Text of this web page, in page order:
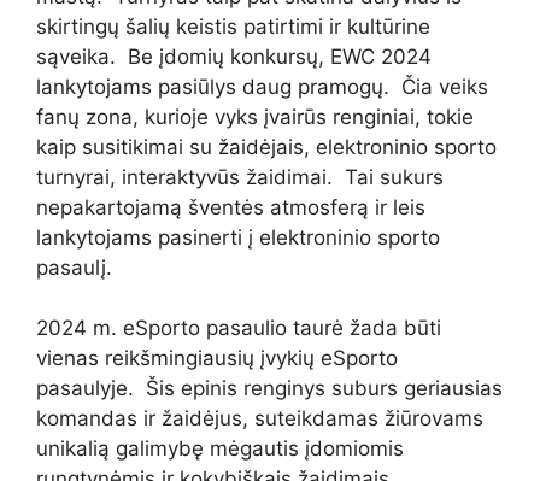
skirtingų šalių keistis patirtimi ir kultūrine
sąveika. Be įdomių konkursų, EWC 2024
lankytojams pasiūlys daug pramogų. Čia veiks
fanų zona, kurioje vyks įvairūs renginiai, tokie
kaip susitikimai su žaidėjais, elektroninio sporto
turnyrai, interaktyvūs žaidimai. Tai sukurs
nepakartojamą šventės atmosferą ir leis
lankytojams pasinerti į elektroninio sporto
pasaulį.
2024 m. eSporto pasaulio taurė žada būti
vienas reikšmingiausių įvykių eSporto
pasaulyje. Šis epinis renginys suburs geriausias
komandas ir žaidėjus, suteikdamas žiūrovams
unikalią galimybę mėgautis įdomiomis